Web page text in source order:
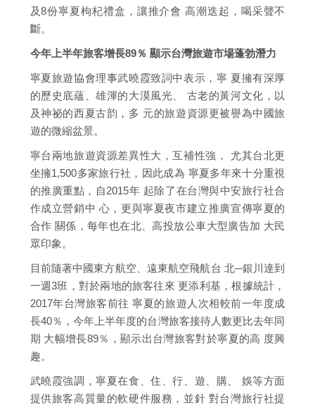
及8份寧夏枸杞禮盒，讓推介會 高潮迭起，喝采聲不
斷。
今年上半年旅客增長89％ 顯示台灣旅遊市場蓬勃潛力
寧夏旅遊協會理事武曉霞致詞中表示，寧 夏擁有深厚
的歷史底蘊、雄渾的大漠風光、 古老的黃河文化，以
及神祕的西夏古韵，多 元的旅遊資源更被譽為中國旅
遊的微縮盆景。
寧台兩地旅遊資源差異性大，互補性強， 尤其台北更
坐擁1,500多家旅行社，因此成為 寧夏多年來十分重視
的推廣重點，自2015年 起除了在台灣與中安旅行社合
作成立營銷中 心，更與寧夏夜市建立推廣宣傳寧夏的
合作 關係，每年也在北、高投放公車大型廣告加 大民
眾印象。
目前隨著中國東方航空、遠東航空飛航台 北─銀川達到
一週3班，對於兩地的旅客往來 更添利基，根據統計，
2017年台灣旅客前往 寧夏的旅遊人次相較前一年度成
長40％，今年上半年度的台灣旅客接待人數更比去年同
期 大幅增長89％，顯示出台灣旅客對於寧夏的高 度興
趣。
武曉霞強調，寧夏在食、住、行、遊、購、 娛等方面
提供旅客高質量的軟硬件服務，並針 對台灣旅行社提